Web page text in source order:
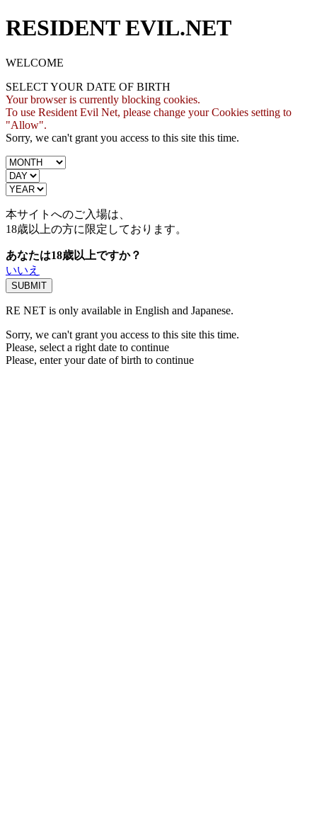
RESIDENT EVIL.NET
WELCOME
SELECT YOUR DATE OF BIRTH
Your browser is currently blocking cookies.
To use Resident Evil Net, please change your Cookies setting to
"Allow".
Sorry, we can't grant you access to this site this time.
本サイトへのご入場は、
18歳以上の方に限定しております。
あなたは18歳以上ですか？
いいえ
RE NET is only available in English and Japanese.
Sorry, we can't grant you access to this site this time.
Please, select a right date to continue
Please, enter your date of birth to continue